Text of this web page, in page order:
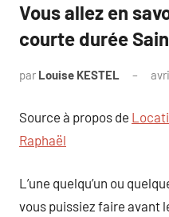
Vous allez en
courte durée
par Louise KESTEL
Source à propos de
Raphaël
L’une quelqu’un ou
vous puissiez faire avant